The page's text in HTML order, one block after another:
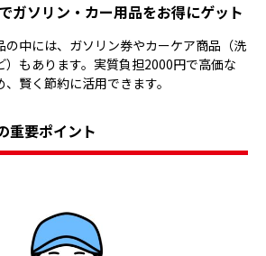
ガソリン・カー用品をお得にゲット
の中には、ガソリン券やカーケア商品（洗
）もあります。実質負担2000円で高価な
賢く節約に活用できます。
重要ポイント